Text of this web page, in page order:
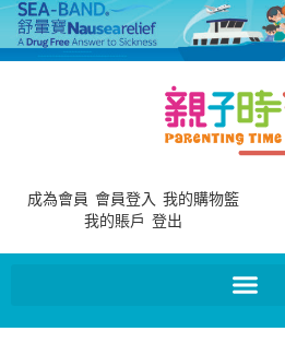
成為會員 會員登入 我的購物籃
我的賬戶 登出